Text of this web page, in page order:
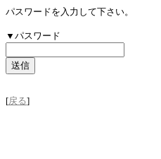
パスワードを入力して下さい。
▼パスワード
[戻る]